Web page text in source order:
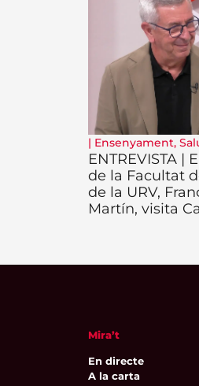
| Ensenyament,
ENTREVISTA |
de la Facultat
de la URV,
Martín, visita
Mira’t
En directe
A la carta